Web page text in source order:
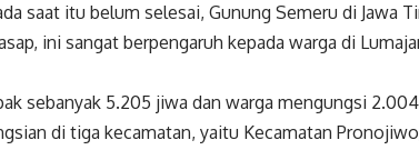
saat itu belum selesai, Gunung Semeru di Jawa
ini sangat berpengaruh kepada warga di
sebanyak 5.205 jiwa dan warga mengungsi
di tiga kecamatan, yaitu Kecamatan